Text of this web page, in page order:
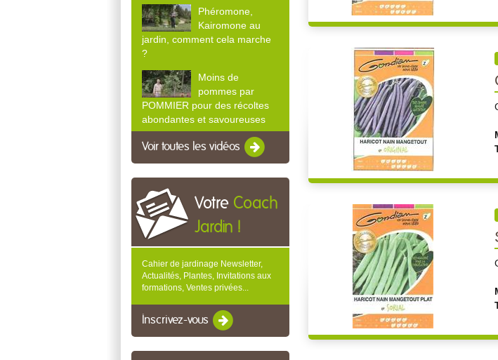
Phéromone,
Kairomone au
jardin, comment cela marche
?
Moins de
pommes par
POMMIER pour des récoltes
abondantes et savoureuses
Voir toutes les vidéos
Votre Coach
Jardin !
Cahier de jardinage Newsletter,
Actualités, Plantes, Invitations aux
formations, Ventes privées...
Inscrivez-vous